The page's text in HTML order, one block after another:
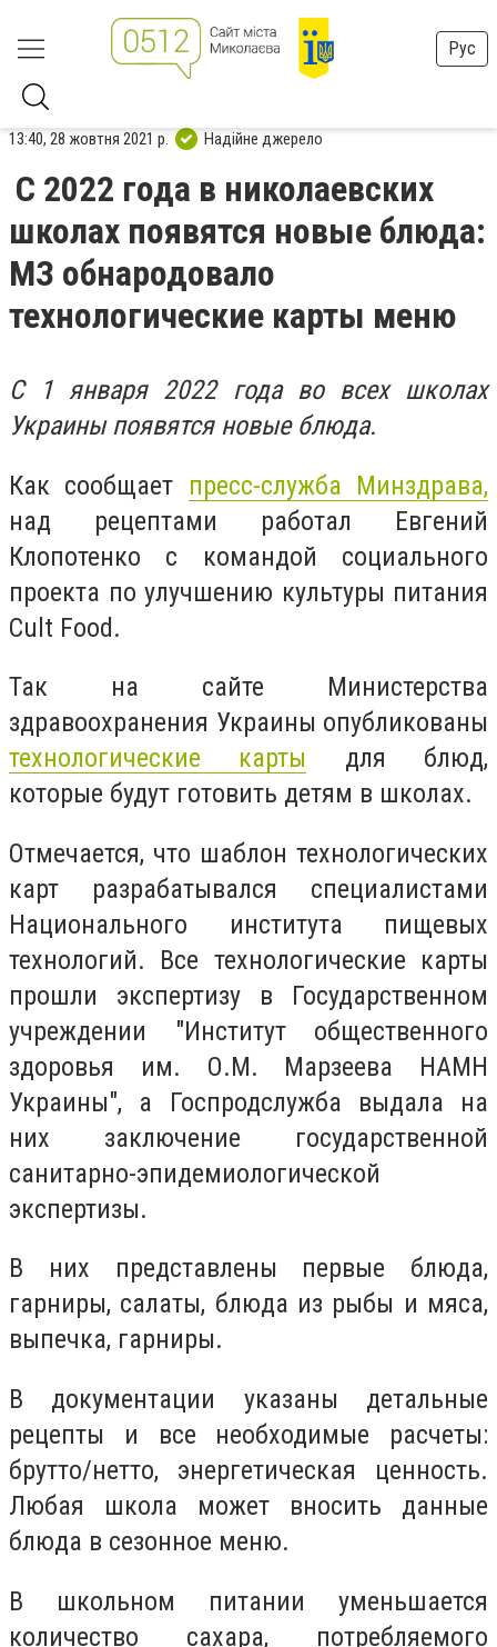
Рус
13:40, 28 жовтня 2021 р. Надійне джерело
С 2022 года в николаевских
школах появятся новые блюда:
МЗ обнародовало
технологические карты меню
С 1 января 2022 года во всех школах
Украины появятся новые блюда.
Как сообщает пресс-служба Минздрава,
над рецептами работал Евгений
Клопотенко с командой социального
проекта по улучшению культуры питания
Cult Food.
Так на сайте Министерства
здравоохранения Украины опубликованы
технологические карты для блюд,
которые будут готовить детям в школах.
Отмечается, что шаблон технологических
карт разрабатывался специалистами
Национального института пищевых
технологий. Все технологические карты
прошли экспертизу в Государственном
учреждении "Институт общественного
здоровья им. О.М. Марзеева НАМН
Украины", а Госпродслужба выдала на
них заключение государственной
санитарно-эпидемиологической
экспертизы.
В них представлены первые блюда,
гарниры, салаты, блюда из рыбы и мяса,
выпечка, гарниры.
В документации указаны детальные
рецепты и все необходимые расчеты:
брутто/нетто, энергетическая ценность.
Любая школа может вносить данные
блюда в сезонное меню.
В школьном питании уменьшается
количество сахара, потребляемого